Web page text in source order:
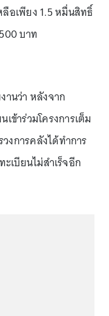
อเพียง 1.5 หมื่นสิทธิ์
บาท
านว่า หลังจาก
ข้าร่วมโครงการเต็ม
งการคลังได้ทำการ
เบียนไม่สำเร็จอีก